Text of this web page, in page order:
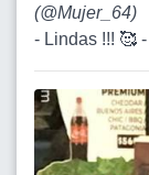
(@Mujer_64)
- Lindas !!! 🥰 -